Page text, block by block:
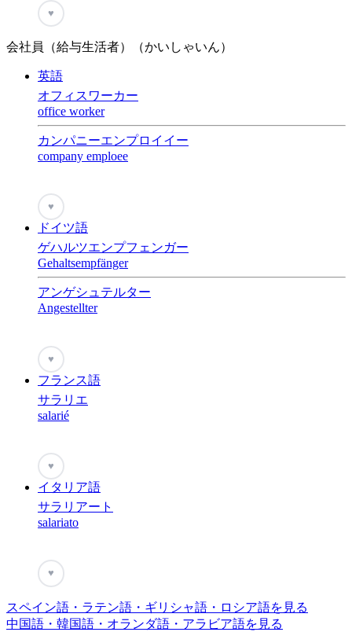
♥
会社員（給与生活者）（かいしゃいん）
英語
オフィスワーカー
office worker
カンパニーエンプロイイー
company emploee
♥
ドイツ語
ゲハルツエンプフェンガー
Gehaltsempfänger
アンゲシュテルター
Angestellter
♥
フランス語
サラリエ
salarié
♥
イタリア語
サラリアート
salariato
♥
スペイン語・ラテン語・ギリシャ語・ロシア語を見る
中国語・韓国語・オランダ語・アラビア語を見る